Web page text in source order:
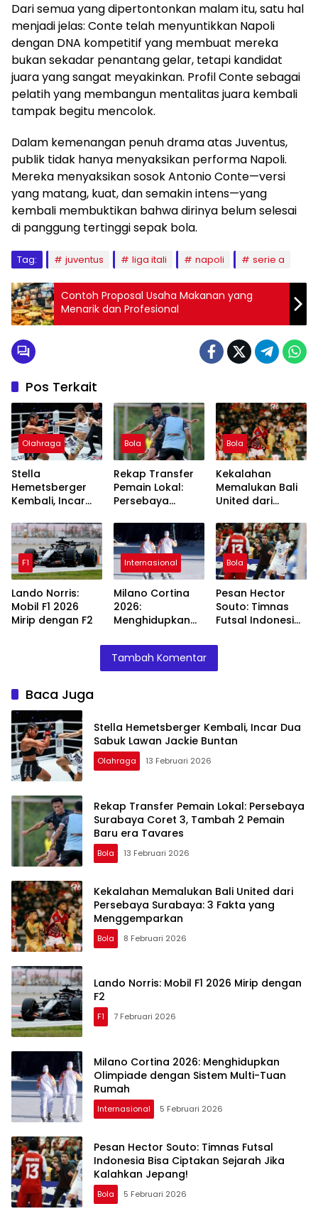
Dari semua yang dipertontonkan malam itu, satu hal
menjadi jelas: Conte telah menyuntikkan Napoli
dengan DNA kompetitif yang membuat mereka
bukan sekadar penantang gelar, tetapi kandidat
juara yang sangat meyakinkan. Profil Conte sebagai
pelatih yang membangun mentalitas juara kembali
tampak begitu mencolok.
Dalam kemenangan penuh drama atas Juventus,
publik tidak hanya menyaksikan performa Napoli.
Mereka menyaksikan sosok Antonio Conte—versi
yang matang, kuat, dan semakin intens—yang
kembali membuktikan bahwa dirinya belum selesai
di panggung tertinggi sepak bola.
Tag: juventus liga itali napoli serie a
Contoh Proposal Usaha Makanan yang
Menarik dan Profesional
Pos Terkait
Olahraga
Stella
Hemetsberger
Kembali, Incar
Lawan Jackie
Buntan
Bola
Rekap Transfer
Pemain Lokal:
Persebaya
3, Tambah 2
Pemain Baru era
Tavares
Bola
Kekalahan
Memalukan Bali
United dari
Surabaya: 3
Fakta yang
Menggemparkan
F1
Lando Norris:
Mobil F1 2026
Mirip dengan F2
Internasional
Milano Cortina
2026:
Menghidupkan
dengan Sistem
Multi-Tuan
Rumah
Bola
Pesan Hector
Souto: Timnas
Futsal Indonesia
Sejarah Jika
Jepang!
Tambah Komentar
Baca Juga
Stella Hemetsberger Kembali, Incar Dua
Sabuk Lawan Jackie Buntan
Olahraga 13 Februari 2026
Rekap Transfer Pemain Lokal: Persebaya
Surabaya Coret 3, Tambah 2 Pemain
Baru era Tavares
Bola 13 Februari 2026
Kekalahan Memalukan Bali United dari
Persebaya Surabaya: 3 Fakta yang
Menggemparkan
Bola 8 Februari 2026
Lando Norris: Mobil F1 2026 Mirip dengan
F2
F1 7 Februari 2026
Milano Cortina 2026: Menghidupkan
Olimpiade dengan Sistem Multi-Tuan
Rumah
Internasional 5 Februari 2026
Pesan Hector Souto: Timnas Futsal
Indonesia Bisa Ciptakan Sejarah Jika
Kalahkan Jepang!
Bola 5 Februari 2026